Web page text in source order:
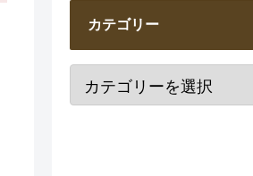
カテゴリー